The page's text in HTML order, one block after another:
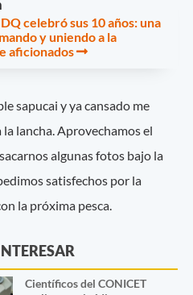
celebró sus 10 años: una
y uniendo a la
aficionados
sapucai y ya cansado me
lancha. Aprovechamos el
algunas fotos bajo la
satisfechos por la
la próxima pesca.
Científicos del CONICET